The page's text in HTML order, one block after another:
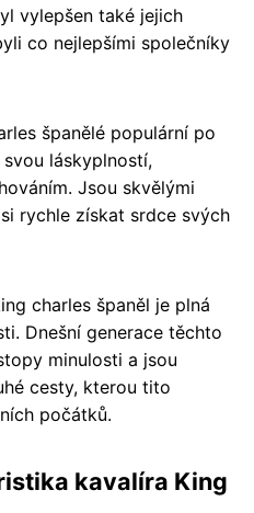
vylepšen také jejich
co nejlepšími společníky
španělé populární po
láskyplností,
Jsou skvělými
rychle získat srdce svých
charles španěl je plná
Dnešní generace těchto
minulosti a jsou
cesty, kterou tito
počátků.
kavalíra King